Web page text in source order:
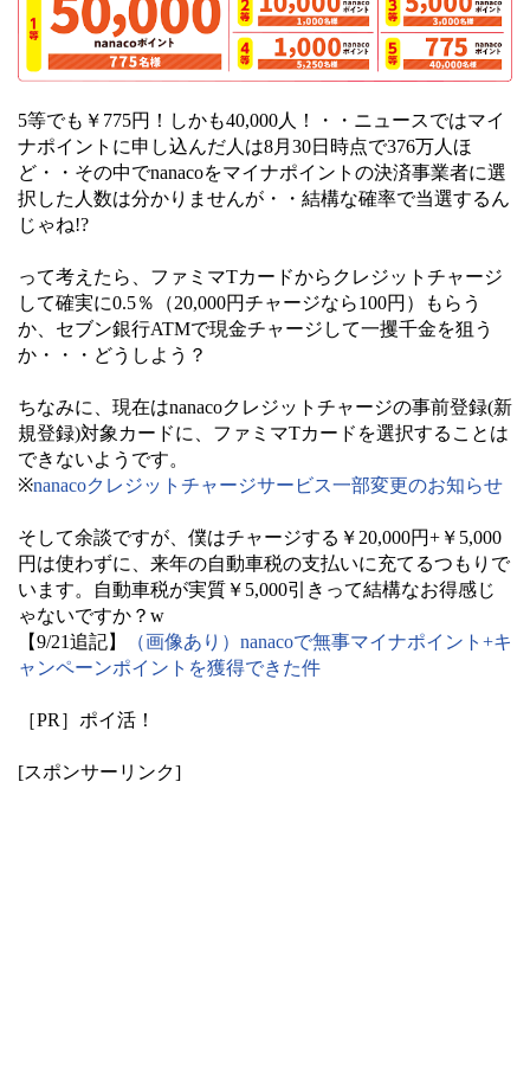
5等でも￥775円！しかも40,000人！・・ニュースではマイ
ナポイントに申し込んだ人は8月30日時点で376万人ほ
ど・・その中でnanacoをマイナポイントの決済事業者に選
択した人数は分かりませんが・・結構な確率で当選するん
じゃね!?
って考えたら、ファミマTカードからクレジットチャージ
して確実に0.5％（20,000円チャージなら100円）もらう
か、セブン銀行ATMで現金チャージして一攫千金を狙う
か・・・どうしよう？
ちなみに、現在はnanacoクレジットチャージの事前登録(新
規登録)対象カードに、ファミマTカードを選択することは
できないようです。
※nanacoクレジットチャージサービス一部変更のお知らせ
そして余談ですが、僕はチャージする￥20,000円+￥5,000
円は使わずに、来年の自動車税の支払いに充てるつもりで
います。自動車税が実質￥5,000引きって結構なお得感じ
ゃないですか？w
【9/21追記】
（画像あり）nanacoで無事マイナポイント+キ
ャンペーンポイントを獲得できた件
［PR］ ポイ活！
[スポンサーリンク]